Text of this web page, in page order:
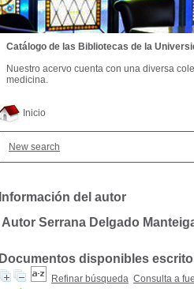
Inicio
New search
Información del autor
Autor Serrana Delgado
Documentos disponibles
Refinar búsqueda Consulta a
Catálogo de las Bibliotecas de la
Nuestro acervo cuenta con una diversa
medicina.